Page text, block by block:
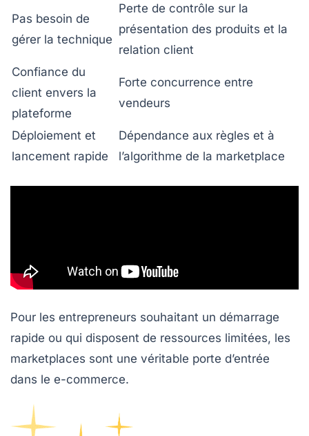
Pas besoin de
gérer la technique
Perte de contrôle sur la
présentation des produits et la
relation client
Confiance du
client envers la
plateforme
Forte concurrence entre
vendeurs
Déploiement et
lancement rapide
Dépendance aux règles et à
l’algorithme de la marketplace
Pour les entrepreneurs souhaitant un démarrage
rapide ou qui disposent de ressources limitées, les
marketplaces sont une véritable porte d’entrée
dans le e-commerce.